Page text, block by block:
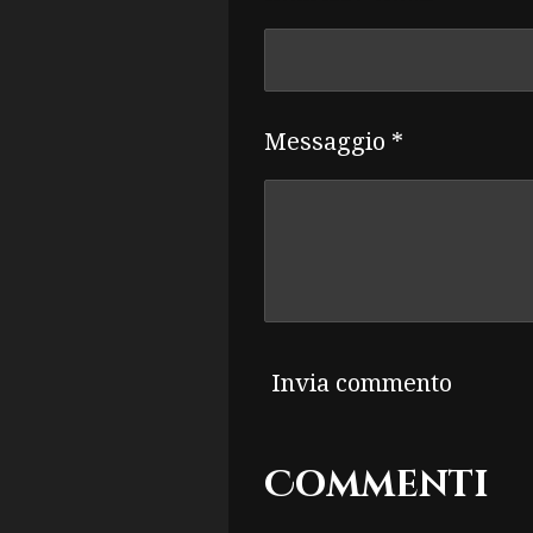
Messaggio *
Invia commento
Commenti